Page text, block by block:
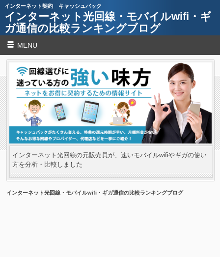
インターネット契約 キャッシュバック
インターネット光回線・モバイルwifi・ギ
ガ通信の比較ランキングブログ
MENU
インターネット光回線の元販売員が、速いモバイルwifiやギガの使い
方を分析・比較しました
インターネット光回線・モバイルwifi・ギガ通信の比較ランキングブログ